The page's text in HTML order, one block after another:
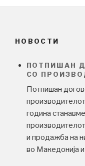
НОВОСТИ
ПОТПИШАН
СО
Потпишан
година
и продажба на
во Македонија